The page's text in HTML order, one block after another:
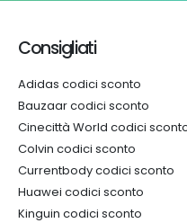
Consigliati
Adidas codici sconto
Bauzaar codici sconto
Cinecittà World codici
Colvin codici sconto
Currentbody codici sconto
Huawei codici sconto
Kinguin codici sconto